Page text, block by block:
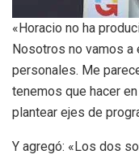
«Horacio no ha
Nosotros no vamos a
personales. Me
tenemos que hacer
plantear ejes de
Y agregó: «Los dos